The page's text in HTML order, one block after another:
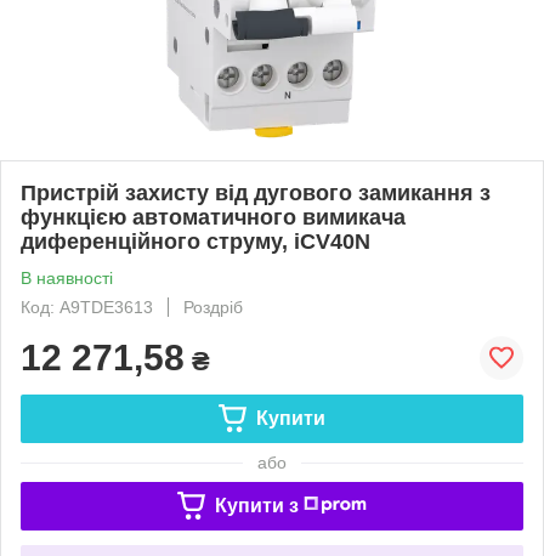
Пристрій захисту від дугового замикання з
функцією автоматичного вимикача
диференційного струму, iCV40N
В наявності
Код: A9TDE3613
Роздріб
12 271,58 ₴
Купити
або
Купити з